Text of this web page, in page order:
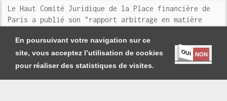
En poursuivant votre navigation sur ce
site, vous acceptez l’utilisation de cookies
pour réaliser des statistiques de visites.
OUI NON
Le Haut Comité Juridique de la Place financière de
Paris a publié son "rapport arbitrage en matière